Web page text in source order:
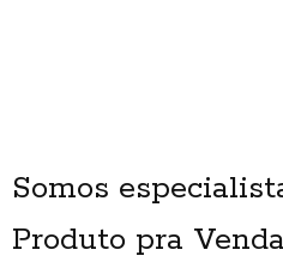
Somos
Produto pra